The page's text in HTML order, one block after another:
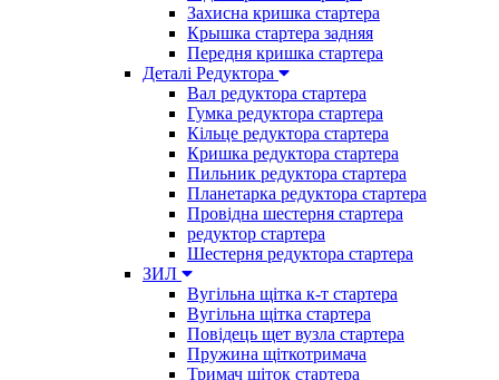
Захисна кришка стартера
Крышка стартера задняя
Передня кришка стартера
Деталі Редуктора
Вал редуктора стартера
Гумка редуктора стартера
Кільце редуктора стартера
Кришка редуктора стартера
Пильник редуктора стартера
Планетарка редуктора стартера
Провідна шестерня стартера
редуктор стартера
Шестерня редуктора стартера
ЗИЛ
Вугільна щітка к-т стартера
Вугільна щітка стартера
Повідець щет вузла стартера
Пружина щіткотримача
Тримач щіток стартера